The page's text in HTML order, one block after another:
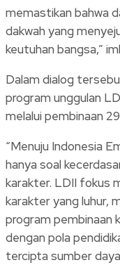
memastikan bahwa
dakwah yang
keutuhan bangsa,”
Dalam dialog
program unggulan
melalui pembinaan
“Menuju Indonesia
hanya soal
karakter. LDII fokus
karakter yang luhur,
program pembinaan
dengan pola
tercipta sumber